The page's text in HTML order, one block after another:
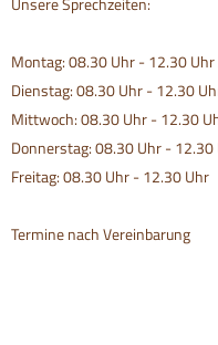
Montag: 08.30 Uhr - 12.30
Dienstag: 08.30 Uhr - 12.30
Mittwoch: 08.30 Uhr - 12.30
Donnerstag: 08.30 Uhr -
Freitag: 08.30 Uhr - 12.30 Uhr
Termine nach Vereinbarung